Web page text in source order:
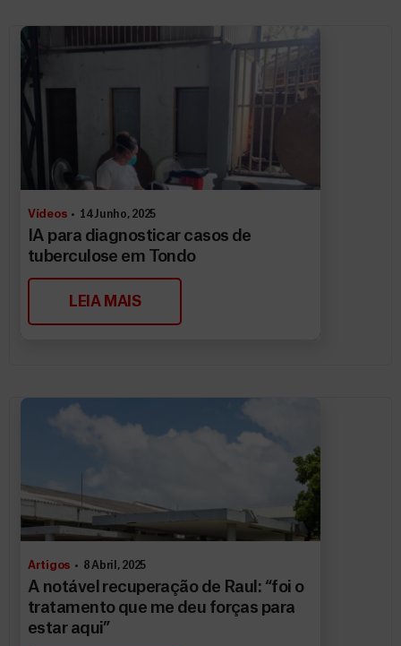
Vídeos 14 Junho, 2025
IA para diagnosticar casos de
tuberculose em Tondo
LEIA MAIS
Artigos 8 Abril, 2025
A notável recuperação de Raul: “foi o
tratamento que me deu forças para
estar aqui”